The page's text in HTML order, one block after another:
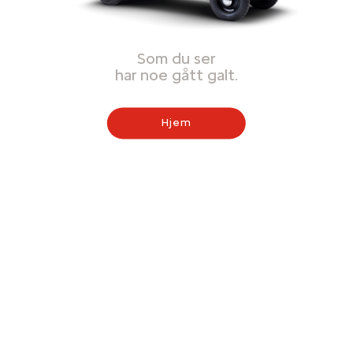
Som du ser
har noe gått galt.
Hjem